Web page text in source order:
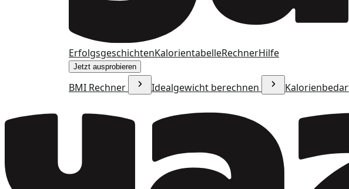
ErfolgsgeschichtenKalorientabelleRechnerHilfe
Jetzt ausprobieren
BMI Rechner Idealgewicht berechnen